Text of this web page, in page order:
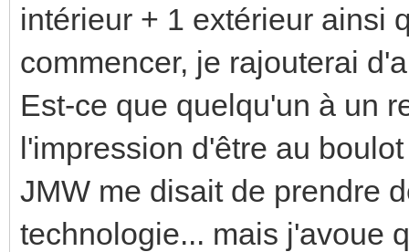
intérieur + 1 extérieur ainsi
commencer, je rajouterai
Est-ce que quelqu'un à un
l'impression d'être au
JMW me disait de prendre
technologie... mais j'avoue